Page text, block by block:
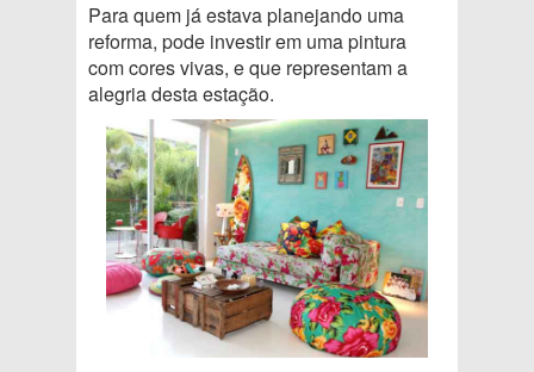
Para quem já estava planejando uma
reforma, pode investir em uma pintura
com cores vivas, e que representam a
alegria desta estação.